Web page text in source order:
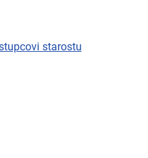
starostu